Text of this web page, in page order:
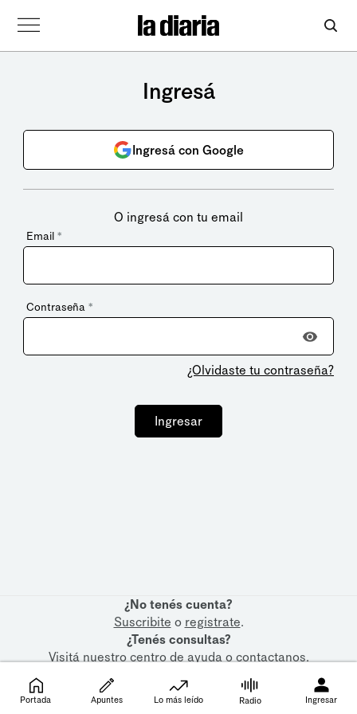
Ingresá
Ingresá con Google
O ingresá con tu email
Email *
Contraseña *
¿Olvidaste tu contraseña?
Ingresar
¿No tenés cuenta?
Suscribite o registrate.
¿Tenés consultas?
Visitá nuestrocentro de ayudaocontactanos.
Portada Apuntes Lo más leído Radio Ingresar